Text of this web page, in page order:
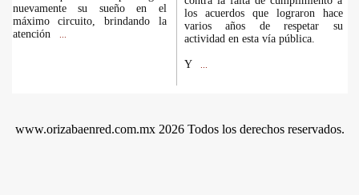
nuevamente su sueño en el
máximo circuito, brindando la
atención
los acuerdos que lograron hace
varios años de respetar su
actividad en esta vía pública.
Y
www.orizabaenred.com.mx 2026 Todos los derechos reservados.